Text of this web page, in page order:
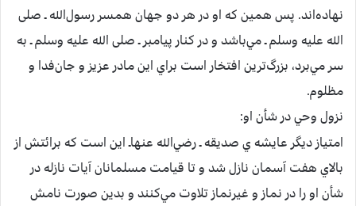
نهاده‌اند. پس‌ همين‌ كه‌ او در هر دو جهان‌ همسر رسول‌الله ـ صلی
الله علیه وسلم ـ مي‌باشد و در كنار پيامبر ـ صلی الله علیه وسلم ـ به‌
سر مي‌برد، بزرگ‌ترين‌ افتخار است‌ براي‌ اين‌ مادر عزيز و جان‌فدا و
مظلوم‌.
نزول‌ وحي‌ در شأن‌ او:
امتياز ديگر عايشه ‌ي‌ صديقه‌ ـ رضي‌الله عنهاـ اين‌ است‌ كه‌ برائتش‌ از
بالاي‌ هفت‌ آسمان‌ نازل‌ شد و تا قيامت‌ مسلمانان‌ آيات‌ نازله‌ در
شأن‌ او را در نماز و غيرنماز تلاوت‌ مي‌كنند و بدين‌ صورت‌ نامش‌